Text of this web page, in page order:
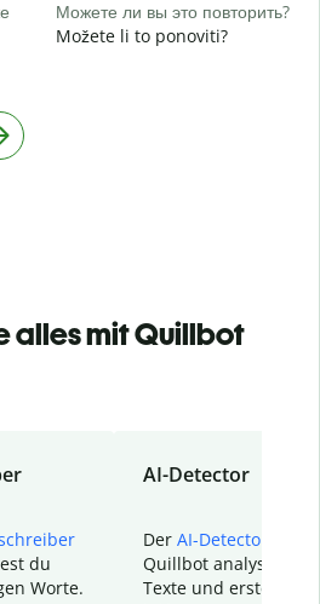
Можете ли вы это повторить?
Možete li to ponoviti?
alles mit Quillbot
du
Worte.
AI-Detector
Der AI-Detector
Quillbot analysiert
Texte und erstellt